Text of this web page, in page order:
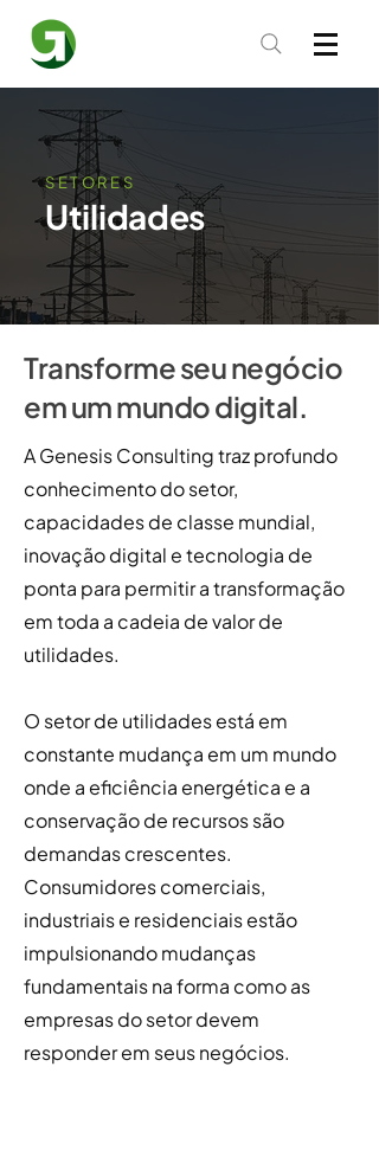
SETORES
Utilidades
Transforme seu negócio
em um mundo digital.
A Genesis Consulting traz profundo
conhecimento do setor,
capacidades de classe mundial,
inovação digital e tecnologia de
ponta para permitir a transformação
em toda a cadeia de valor de
utilidades.
O setor de utilidades está em
constante mudança em um mundo
onde a eficiência energética e a
conservação de recursos são
demandas crescentes.
Consumidores comerciais,
industriais e residenciais estão
impulsionando mudanças
fundamentais na forma como as
empresas do setor devem
responder em seus negócios.